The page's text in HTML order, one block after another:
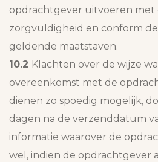
opdrachtgever uitvoeren met
zorgvuldigheid en conform
geldende maatstaven.
10.2 Klachten over de wijze
overeenkomst met de
dienen zo spoedig mogelijk,
dagen na de verzenddatum
informatie waarover de
wel, indien de opdrachtgever